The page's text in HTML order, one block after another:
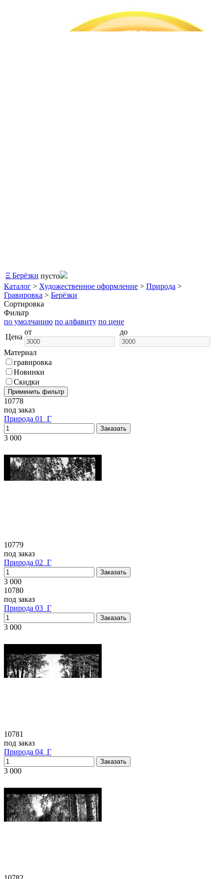
Ξ Берёзки пусто
Каталог > Художественное оформление > Природа >
Гравировка > Берёзки
Сортировка
Фильтр
по умолчанию по алфавиту по цене
Цена
от до
Материал
гравировка
Новинки
Скидки
10778
под заказ
Природа 01_Г
3 000
10779
под заказ
Природа 02_Г
3 000
10780
под заказ
Природа 03_Г
3 000
10781
под заказ
Природа 04_Г
3 000